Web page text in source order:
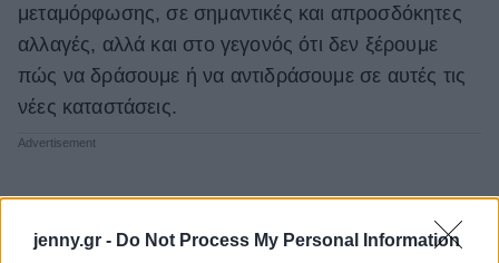
jenny.gr - Do Not Process My Personal Information
μεταμόρφωσης, σε σημαντικές και απροσδόκητες
αλλαγές, αλλά και στο γεγονός ότι δεν ξέρουμε
πώς να δράσουμε ή να αντιδράσουμε σε αυτές τις
νέες καταστάσεις.